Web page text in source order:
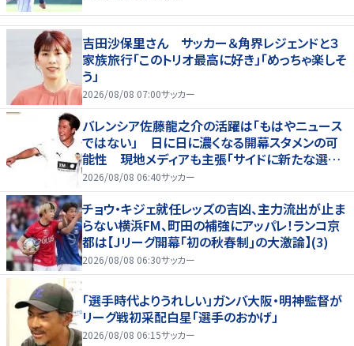
吉田沙保里さん サッカー＆角界レジェンドと３
家族旅行「このトリオ最高に好き」「めっちゃ楽しそ
う」
2026/08/08 07:00サッカー
バレンシア佐藤龍之介の活躍は「もはやニュース
ではない」 日に日に濃くなる開幕スタメンの可
能性 現地メディアも主張「サイドに新たな選択
肢を提供する」
2026/08/08 06:40サッカー
チョウ・キジェ就任レッズの吉凶、主力流出が止ま
らない横浜FM、町田の補強にアッパレ！ランコ京
都は【Jリーグ開幕｢初の秋春制｣の大激論】(3)
2026/08/08 06:30サッカー
「選手時代よりうれしい」ガンバ大阪・明神監督が
リーグ戦初采配白星「選手のおかげ」
2026/08/08 06:15サッカー